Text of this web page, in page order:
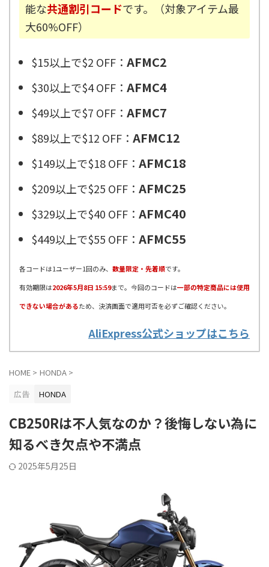
能な共通割引コードです。（対象アイテム最
大60%OFF）
$15以上で$2 OFF： AFMC2
$30以上で$4 OFF： AFMC4
$49以上で$7 OFF： AFMC7
$89以上で$12 OFF： AFMC12
$149以上で$18 OFF： AFMC18
$209以上で$25 OFF： AFMC25
$329以上で$40 OFF： AFMC40
$449以上で$55 OFF： AFMC55
各コードは1ユーザー1回のみ、 数量限定・先着順です。
有効期限は2026年5月8日 15:59まで。今回のコードは一部の特定商品には使用
できない場合があるため、決済画面で適用可否を必ずご確認ください。
AliExpress公式ショップはこちら
HOME > HONDA >
広告
HONDA
CB250Rは不人気なのか？後悔しない為に
知るべき欠点や不満点
2025年5月25日